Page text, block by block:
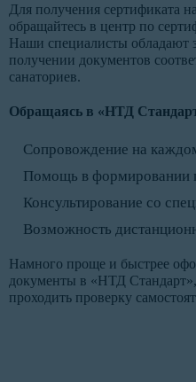
Для получения сертификата
обращайтесь в центр по
Наши специалисты обладают
получении документов
санаториев.
Обращаясь в «НТД
Сопровождение на
Помощь в формировании
Консультирование со
Возможность
Намного проще и быстрее
документы в «НТД
проходить проверку